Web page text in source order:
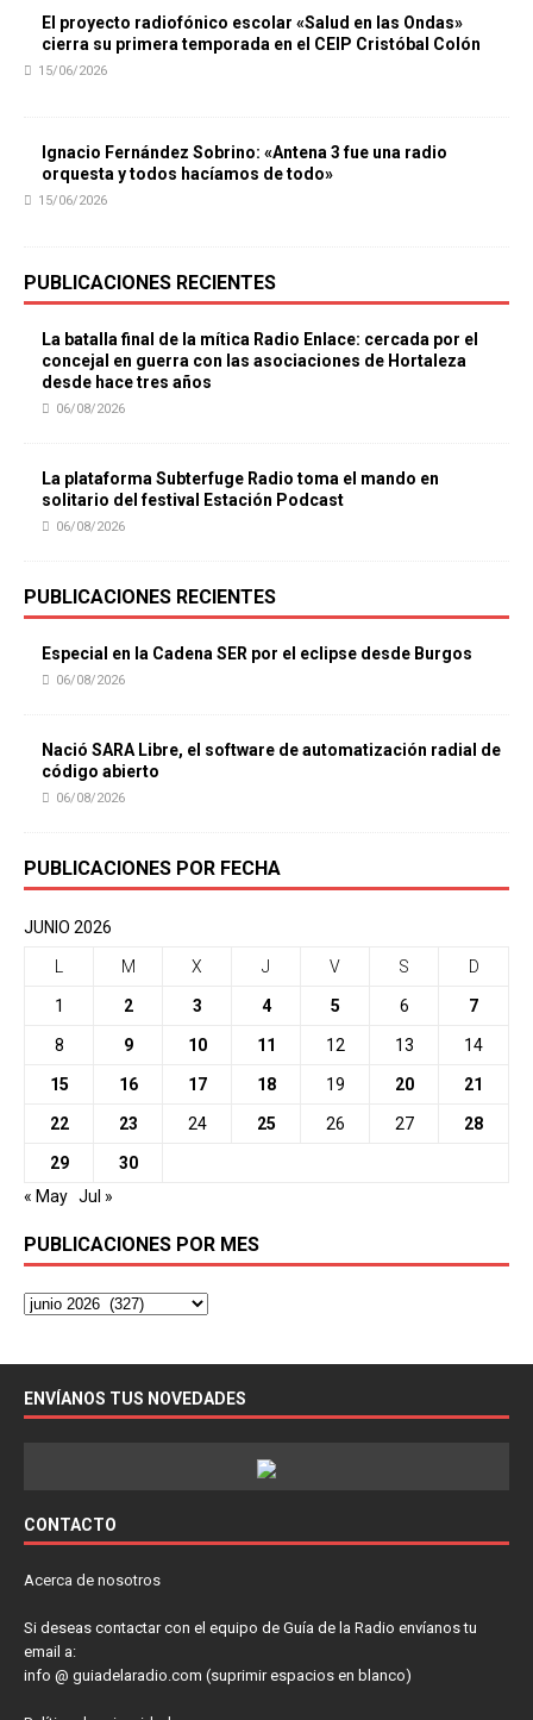
El proyecto radiofónico escolar «Salud en las Ondas»
cierra su primera temporada en el CEIP Cristóbal Colón
15/06/2026
Ignacio Fernández Sobrino: «Antena 3 fue una radio
orquesta y todos hacíamos de todo»
15/06/2026
PUBLICACIONES RECIENTES
La batalla final de la mítica Radio Enlace: cercada por el
concejal en guerra con las asociaciones de Hortaleza
desde hace tres años
06/08/2026
La plataforma Subterfuge Radio toma el mando en
solitario del festival Estación Podcast
06/08/2026
PUBLICACIONES RECIENTES
Especial en la Cadena SER por el eclipse desde Burgos
06/08/2026
Nació SARA Libre, el software de automatización radial de
código abierto
06/08/2026
PUBLICACIONES POR FECHA
JUNIO 2026
M X J V S D
1 2 3 4 5 6 7
8 9 10 11 12 13 14
15 16 17 18 19 20 21
22 23 24 25 26 27 28
29
30
« May Jul »
PUBLICACIONES POR MES
ENVÍANOS TUS NOVEDADES
CONTACTO
Acerca de nosotros
Si deseas contactar con el equipo de Guía de la Radio envíanos tu
email a:
info @ guiadelaradio.com (suprimir espacios en blanco)